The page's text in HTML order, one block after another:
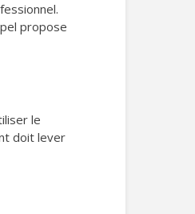
propose
le
doit lever